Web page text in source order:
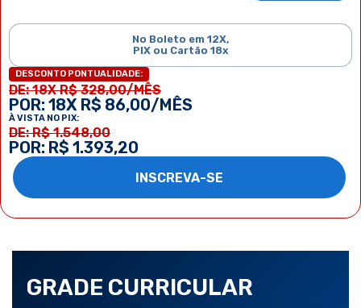
No Boleto em 12X,
PIX ou Cartão 18x
DESCONTO PONTUALIDADE:
DE: 18X R$ 328,00/MÊS
POR: 18X R$ 86,00/MÊS
À VISTA NO PIX:
DE: R$ 1.548,00
POR: R$ 1.393,20
INSCREVA-SE
GRADE CURRICULAR